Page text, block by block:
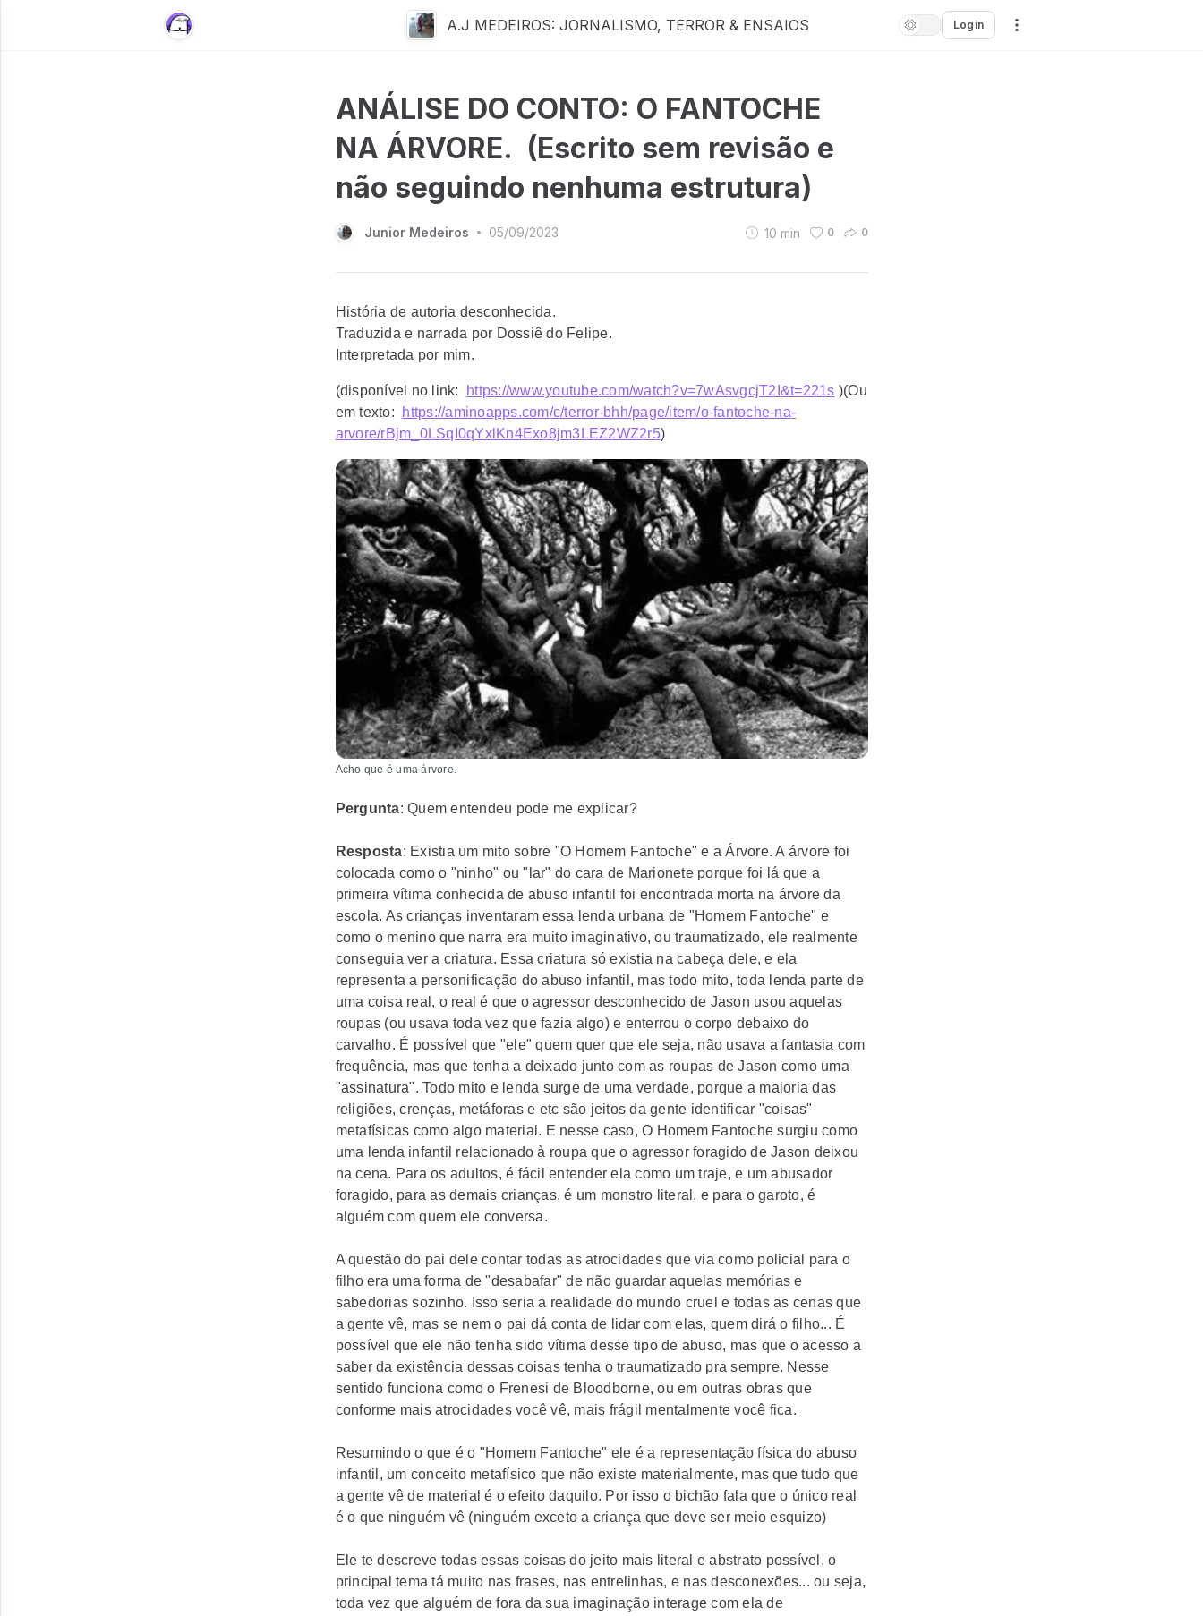
A.J MEDEIROS: JORNALISMO, TERROR & ENSAIOS Login
ANÁLISE DO CONTO: O FANTOCHE
NA ÁRVORE. (Escrito sem revisão e
não seguindo nenhuma estrutura)
Junior Medeiros • 05/09/2023 10 min 0 0
História de autoria desconhecida.
Traduzida e narrada por Dossiê do Felipe.
Interpretada por mim.
(disponível no link: https://www.youtube.com/watch?v=7wAsvgcjT2I&t=221s )(Ou
em texto:
https://aminoapps.com/c/terror-bhh/page/item/o-fantoche-na-
arvore/rBjm_0LSqI0qYxlKn4Exo8jm3LEZ2WZ2r5)
Acho que é uma árvore.
Pergunta: Quem entendeu pode me explicar?
Resposta: Existia um mito sobre "O Homem Fantoche" e a Árvore. A árvore foi
colocada como o "ninho" ou "lar" do cara de Marionete porque foi lá que a
primeira vítima conhecida de abuso infantil foi encontrada morta na árvore da
escola. As crianças inventaram essa lenda urbana de "Homem Fantoche" e
como o menino que narra era muito imaginativo, ou traumatizado, ele realmente
conseguia ver a criatura. Essa criatura só existia na cabeça dele, e ela
representa a personificação do abuso infantil, mas todo mito, toda lenda parte de
uma coisa real, o real é que o agressor desconhecido de Jason usou aquelas
roupas (ou usava toda vez que fazia algo) e enterrou o corpo debaixo do
carvalho. É possível que "ele" quem quer que ele seja, não usava a fantasia com
frequência, mas que tenha a deixado junto com as roupas de Jason como uma
"assinatura". Todo mito e lenda surge de uma verdade, porque a maioria das
religiões, crenças, metáforas e etc são jeitos da gente identificar "coisas"
metafísicas como algo material. E nesse caso, O Homem Fantoche surgiu como
uma lenda infantil relacionado à roupa que o agressor foragido de Jason deixou
na cena. Para os adultos, é fácil entender ela como um traje, e um abusador
foragido, para as demais crianças, é um monstro literal, e para o garoto, é
alguém com quem ele conversa.
A questão do pai dele contar todas as atrocidades que via como policial para o
filho era uma forma de "desabafar" de não guardar aquelas memórias e
sabedorias sozinho. Isso seria a realidade do mundo cruel e todas as cenas que
a gente vê, mas se nem o pai dá conta de lidar com elas, quem dirá o filho... É
possível que ele não tenha sido vítima desse tipo de abuso, mas que o acesso a
saber da existência dessas coisas tenha o traumatizado pra sempre. Nesse
sentido funciona como o Frenesi de Bloodborne, ou em outras obras que
conforme mais atrocidades você vê, mais frágil mentalmente você fica.
Resumindo o que é o "Homem Fantoche" ele é a representação física do abuso
infantil, um conceito metafísico que não existe materialmente, mas que tudo que
a gente vê de material é o efeito daquilo. Por isso o bichão fala que o único real
é o que ninguém vê (ninguém exceto a criança que deve ser meio esquizo)
Ele te descreve todas essas coisas do jeito mais literal e abstrato possível, o
principal tema tá muito nas frases, nas entrelinhas, e nas desconexões... ou seja,
toda vez que alguém de fora da sua imaginação interage com ela de